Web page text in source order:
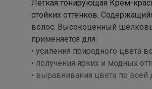
Лёгкая тонирующая Крем-
стойких оттенков.
волос. Высокоценный
применяется для:
• усиления природного цвета
• получения ярких и модных
• выравнивания цвета по всей